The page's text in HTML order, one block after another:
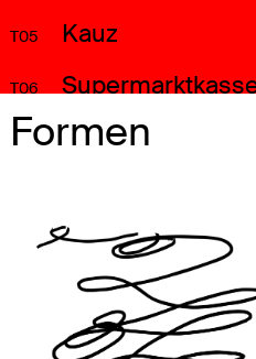
T05 Kauz
T06
T07 Motorrad
T09 Kreissäge
Vogelgezwitscher
Menschenmenge
Formen